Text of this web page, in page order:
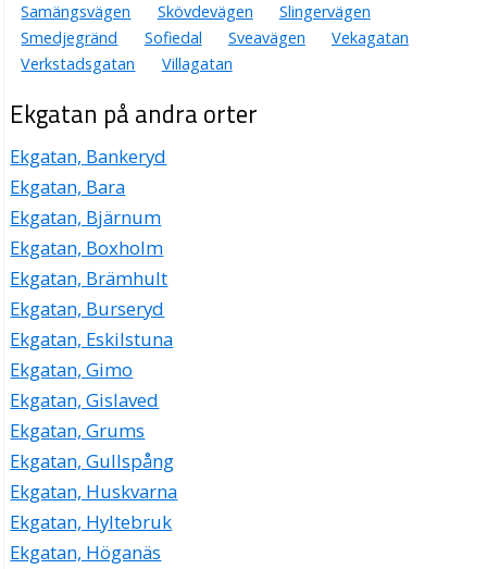
Samängsvägen
Skövdevägen
Slingervägen
Smedjegränd
Sofiedal Sveavägen
Vekagatan
Verkstadsgatan
Villagatan
Ekgatan på andra orter
Ekgatan, Bankeryd
Ekgatan, Bara
Ekgatan, Bjärnum
Ekgatan, Boxholm
Ekgatan, Brämhult
Ekgatan, Burseryd
Ekgatan, Eskilstuna
Ekgatan, Gimo
Ekgatan, Gislaved
Ekgatan, Grums
Ekgatan, Gullspång
Ekgatan, Huskvarna
Ekgatan, Hyltebruk
Ekgatan, Höganäs